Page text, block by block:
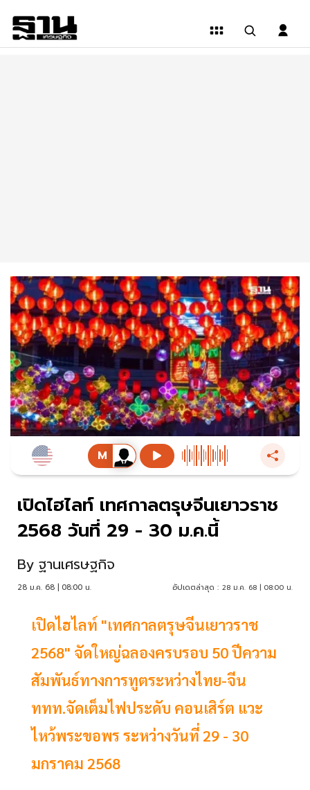
เปิดไฮไลท์ เทศกาลตรุษจีนเยาวราช
2568 วันที่ 29 - 30 ม.ค.นี้
By ฐานเศรษฐกิจ
28 ม.ค. 68 | 08:00 น. อัปเดตล่าสุด : 28 ม.ค. 68 | 08:00 น.
เปิดไฮไลท์ "เทศกาลตรุษจีนเยาวราช
2568" จัดใหญ่ฉลองครบรอบ 50 ปีความ
สัมพันธ์ทางการทูตระหว่างไทย-จีน
ททท.จัดเต็มไฟประดับ คอนเสิร์ต แวะ
ไหว้พระขอพร ระหว่างวันที่ 29 - 30
มกราคม 2568